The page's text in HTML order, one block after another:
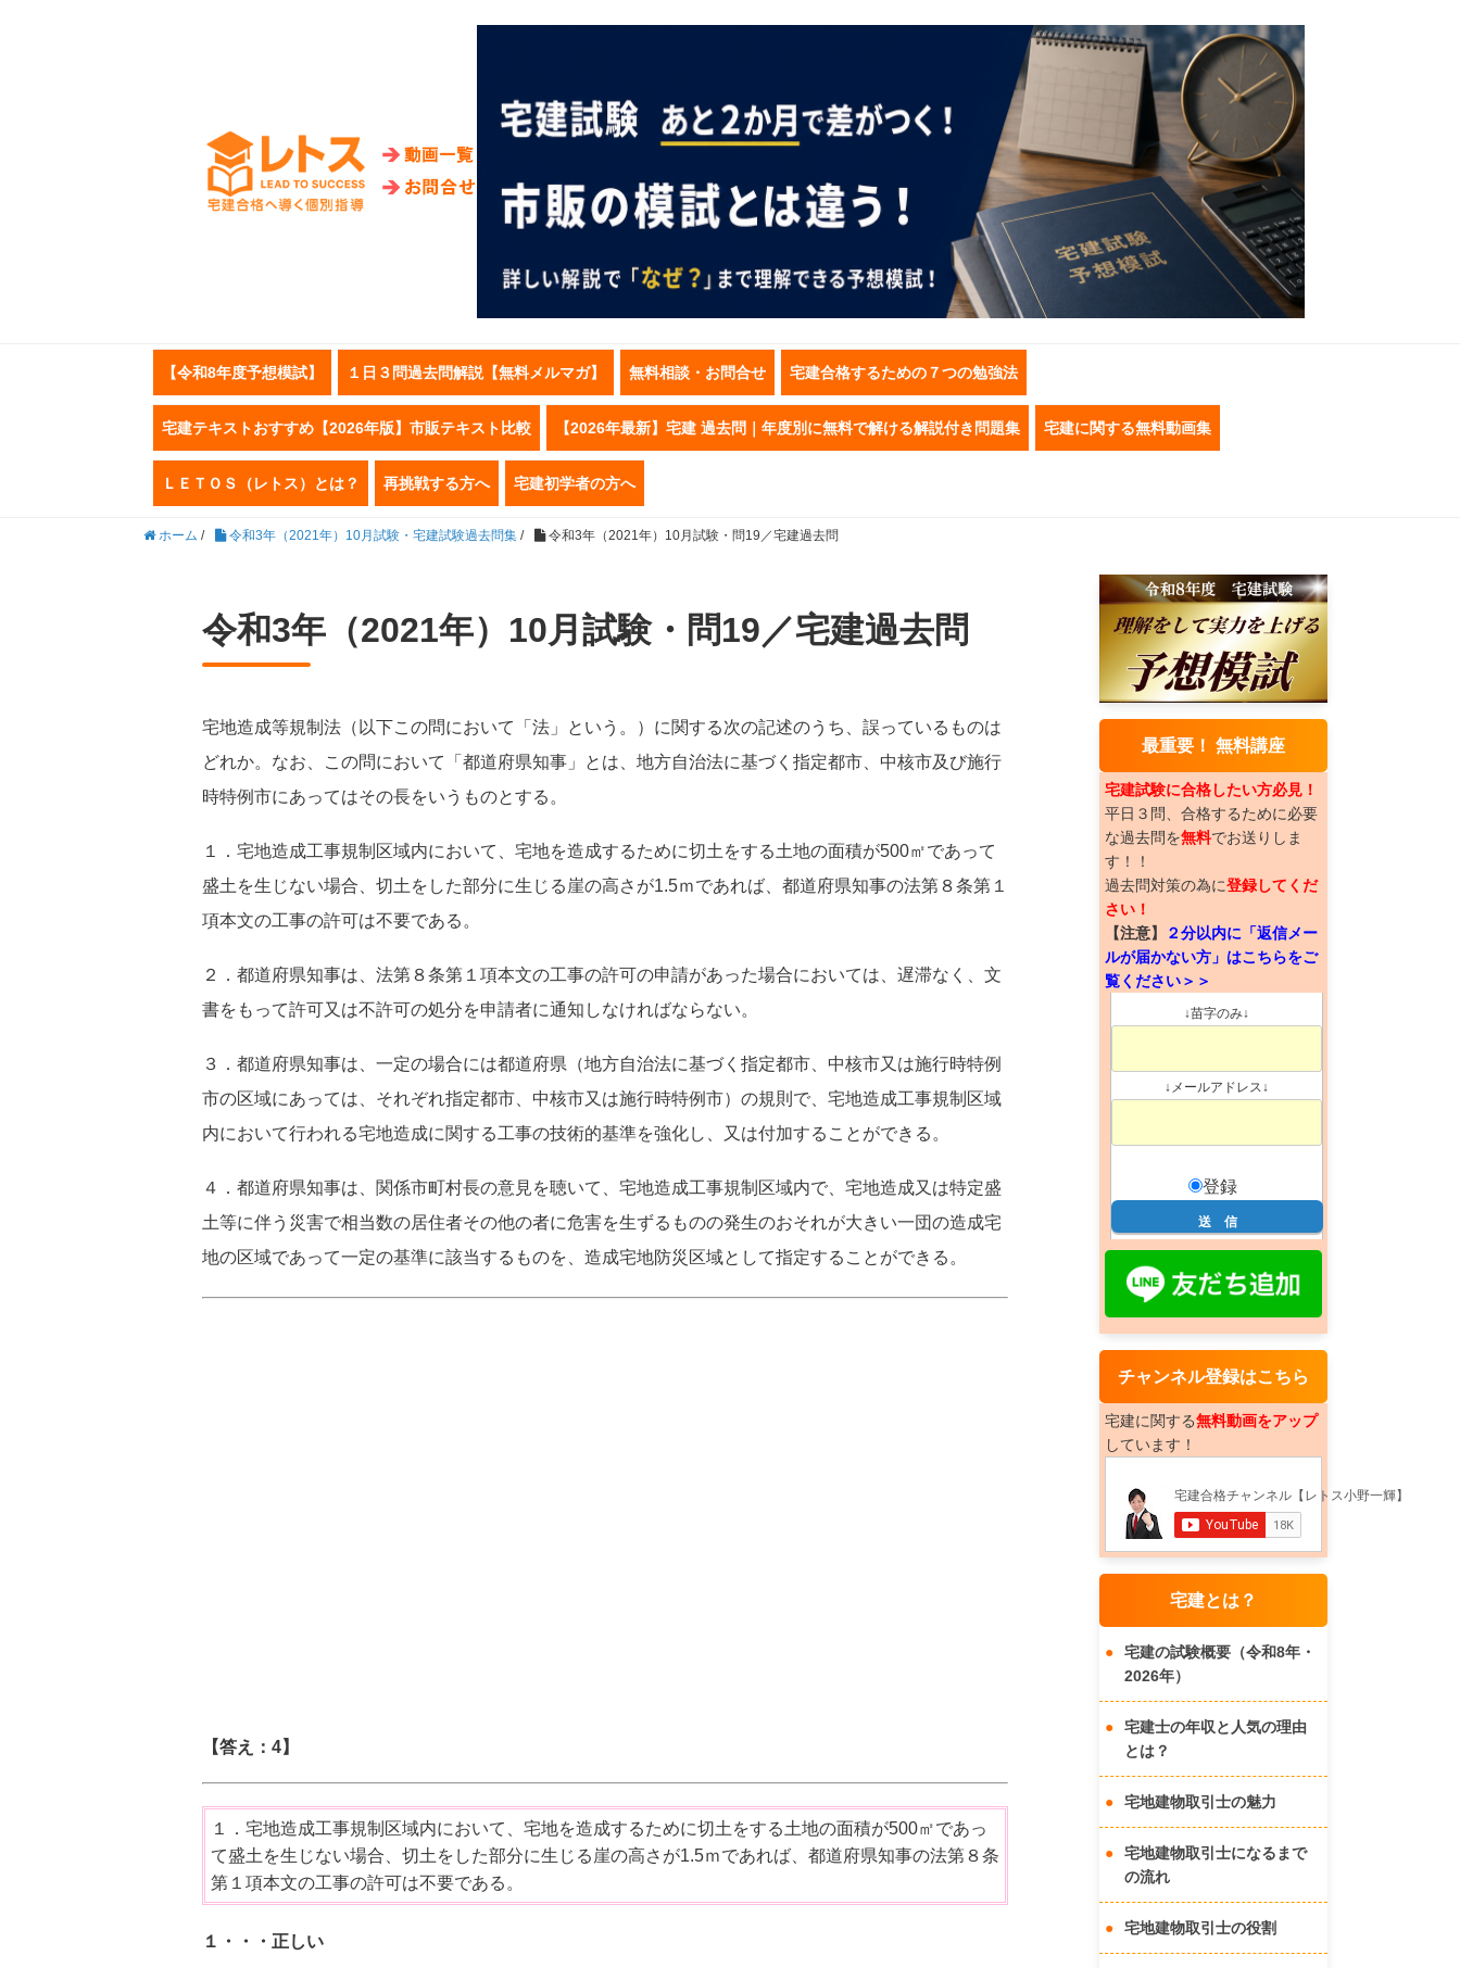
【令和8年度予想模試】 １日３問過去問解説【無料メルマガ】 無料相談・お問合せ 宅建合格するための７つの勉強法
宅建テキストおすすめ【2026年版】市販テキスト比較 【2026年最新】宅建 過去問｜年度別に無料で解ける解説付き問題集 宅建に関する無料動画集
ＬＥＴＯＳ（レトス）とは？ 再挑戦する方へ 宅建初学者の方へ
ホーム / 令和3年（2021年）10月試験・宅建試験過去問集 / 令和3年（2021年）10月試験・問19／宅建過去問
令和3年（2021年）10月試験・問19／宅建過去問
宅地造成等規制法（以下この問において「法」という。）に関する次の記述のうち、誤っているものは
どれか。なお、この問において「都道府県知事」とは、地方自治法に基づく指定都市、中核市及び施行
時特例市にあってはその長をいうものとする。
１．宅地造成工事規制区域内において、宅地を造成するために切土をする土地の面積が500㎡であって
盛土を生じない場合、切土をした部分に生じる崖の高さが1.5ｍであれば、都道府県知事の法第８条第１
項本文の工事の許可は不要である。
２．都道府県知事は、法第８条第１項本文の工事の許可の申請があった場合においては、遅滞なく、文
書をもって許可又は不許可の処分を申請者に通知しなければならない。
３．都道府県知事は、一定の場合には都道府県（地方自治法に基づく指定都市、中核市又は施行時特例
市の区域にあっては、それぞれ指定都市、中核市又は施行時特例市）の規則で、宅地造成工事規制区域
内において行われる宅地造成に関する工事の技術的基準を強化し、又は付加することができる。
４．都道府県知事は、関係市町村長の意見を聴いて、宅地造成工事規制区域内で、宅地造成又は特定盛
土等に伴う災害で相当数の居住者その他の者に危害を生ずるものの発生のおそれが大きい一団の造成宅
地の区域であって一定の基準に該当するものを、造成宅地防災区域として指定することができる。
【答え：4】
１．宅地造成工事規制区域内において、宅地を造成するために切土をする土地の面積が500㎡であっ
て盛土を生じない場合、切土をした部分に生じる崖の高さが1.5ｍであれば、都道府県知事の法第８条
第１項本文の工事の許可は不要である。
１・・・正しい
最重要！ 無料講座
宅建試験に合格したい方必見！
平日３問、合格するために必要
な過去問を無料でお送りしま
す！！
過去問対策の為に登録してくだ
さい！
【注意】
２分以内に「返信メー
ルが届かない方」はこちらをご
覧ください＞＞
↓苗字のみ↓
↓メールアドレス↓
登録
チャンネル登録はこちら
宅建に関する無料動画をアップ
しています！
宅建とは？
宅建の試験概要（令和8年・
2026年）
宅建士の年収と人気の理由
とは？
宅地建物取引士の魅力
宅地建物取引士になるまで
の流れ
宅地建物取引士の役割